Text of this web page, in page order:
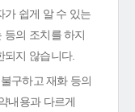
가 쉽게 알 수 있는
등의 조치를 하지
되지 않습니다.
구하고 재화 등의
내용과 다르게